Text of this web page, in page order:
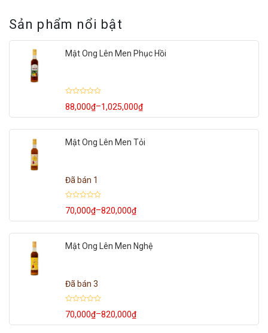
Sản phẩm nổi bật
Mật Ong Lên Men Phục Hồi
xếp
hạng
5
sao
88,000₫–1,025,000₫
Khoảng
giá:
đến
Mật Ong Lên Men Tỏi
Đã bán 1
xếp
hạng
5
sao
70,000₫–820,000₫
Khoảng
giá:
đến
Mật Ong Lên Men Nghệ
Đã bán 3
xếp
hạng
70,000₫–820,000₫
Khoảng
giá: